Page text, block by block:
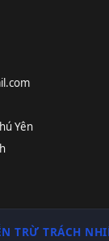
Yên
TRỪ TRÁCH